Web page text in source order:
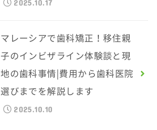
2025.10.17
マレーシアで歯科矯正！移住親
子のインビザライン体験談と現
地の歯科事情|費用から歯科医院
選びまでを解説します
2025.10.10